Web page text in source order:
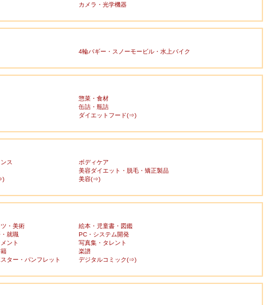
カメラ・光学機器
4輪バギー・スノーモービル・水上バイク
惣菜・食材
缶詰・瓶詰
ダイエットフード(⇒)
ス
ボディケア
美容ダイエット・脱毛・矯正製品
美容(⇒)
・美術
絵本・児童書・図鑑
就職
PC・システム開発
ント
写真集・タレント
楽譜
ター・パンフレット
デジタルコミック(⇒)